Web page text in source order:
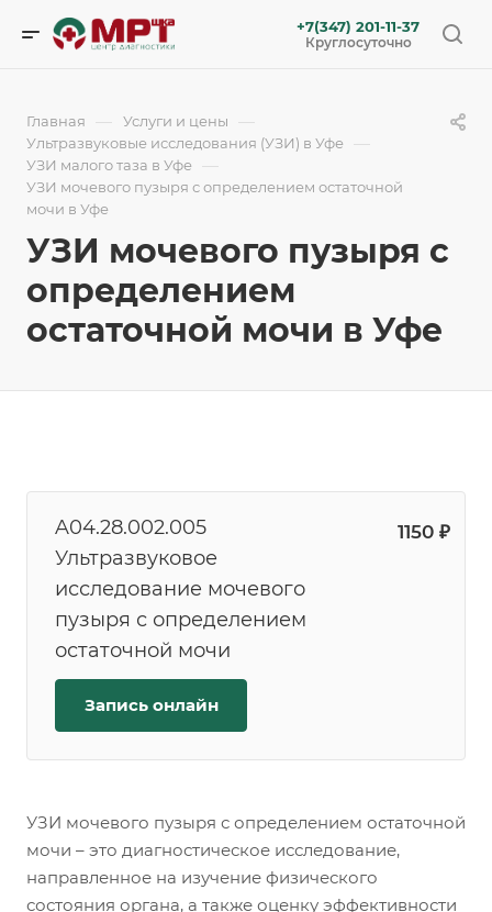
+7(347) 201-11-37
Круглосуточно
Главная — Услуги и цены —
Ультразвуковые исследования (УЗИ) в Уфе —
УЗИ малого таза в Уфе —
УЗИ мочевого пузыря с определением остаточной
мочи в Уфе
УЗИ мочевого пузыря с
определением
остаточной мочи в Уфе
A04.28.002.005
Ультразвуковое
исследование мочевого
пузыря с определением
остаточной мочи
1150 ₽
Запись онлайн
УЗИ мочевого пузыря с определением остаточной
мочи – это диагностическое исследование,
направленное на изучение физического
состояния органа, а также оценку эффективности